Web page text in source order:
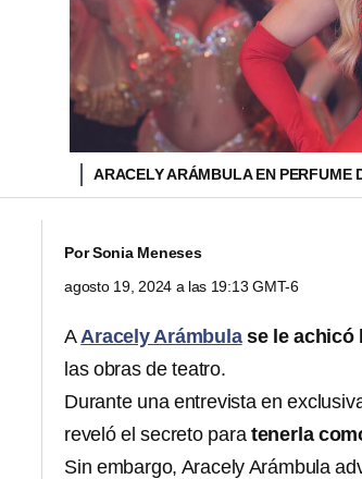
ARACELY ARÁMBULA EN PERFUME
PorSonia Meneses
agosto 19, 2024 a las 19:13 GMT-6
AAracely Arámbulase le achicó
las obras de teatro.
Durante una entrevista en
reveló el secreto para tenerla
Sin embargo, Aracely Arámbula